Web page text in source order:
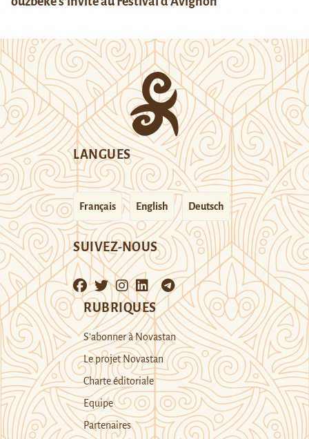
LANGUES
Français English Deutsch
SUIVEZ-NOUS
RUBRIQUES
S’abonner à Novastan
Le projet Novastan
Charte éditoriale
Equipe
Partenaires